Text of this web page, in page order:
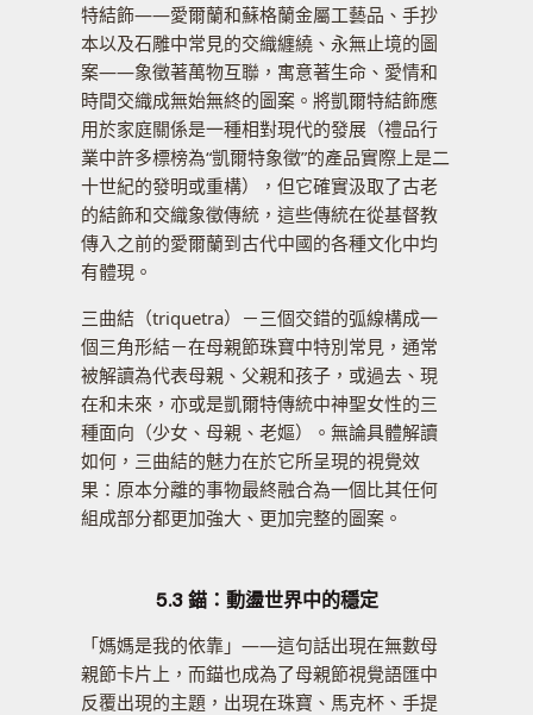
特結飾——愛爾蘭和蘇格蘭金屬工藝品、手抄
本以及石雕中常見的交織纏繞、永無止境的圖
案——象徵著萬物互聯，寓意著生命、愛情和
時間交織成無始無終的圖案。將凱爾特結飾應
用於家庭關係是一種相對現代的發展（禮品行
業中許多標榜為“凱爾特象徵”的產品實際上是二
十世紀的發明或重構），但它確實汲取了古老
的結飾和交織象徵傳統，這些傳統在從基督教
傳入之前的愛爾蘭到古代中國的各種文化中均
有體現。
三曲結（triquetra）－三個交錯的弧線構成一
個三角形結－在母親節珠寶中特別常見，通常
被解讀為代表母親、父親和孩子，或過去、現
在和未來，亦或是凱爾特傳統中神聖女性的三
種面向（少女、母親、老嫗）。無論具體解讀
如何，三曲結的魅力在於它所呈現的視覺效
果：原本分離的事物最終融合為一個比其任何
組成部分都更加強大、更加完整的圖案。
5.3 錨：動盪世界中的穩定
「媽媽是我的依靠」——這句話出現在無數母
親節卡片上，而錨也成為了母親節視覺語匯中
反覆出現的主題，出現在珠寶、馬克杯、手提